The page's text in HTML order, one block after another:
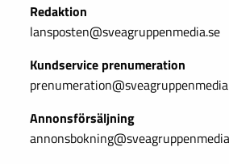
Redaktion
lansposten@sveagruppenmedia.se
Kundservice prenumeration
Annonsförsäljning